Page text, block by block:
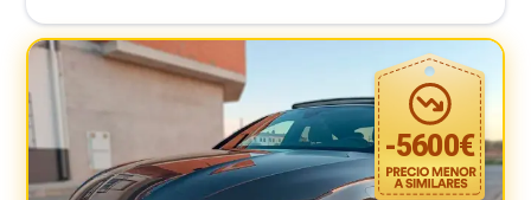
-5600€